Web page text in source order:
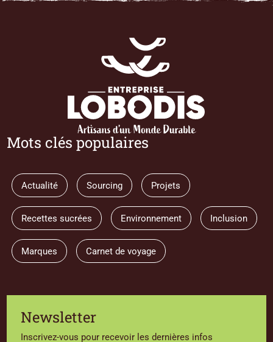
Mots clés populaires
Actualité Sourcing Projets
Recettes sucrées Environnement Inclusion
Marques Carnet de voyage
Newsletter
Inscrivez-vous pour recevoir les dernières infos